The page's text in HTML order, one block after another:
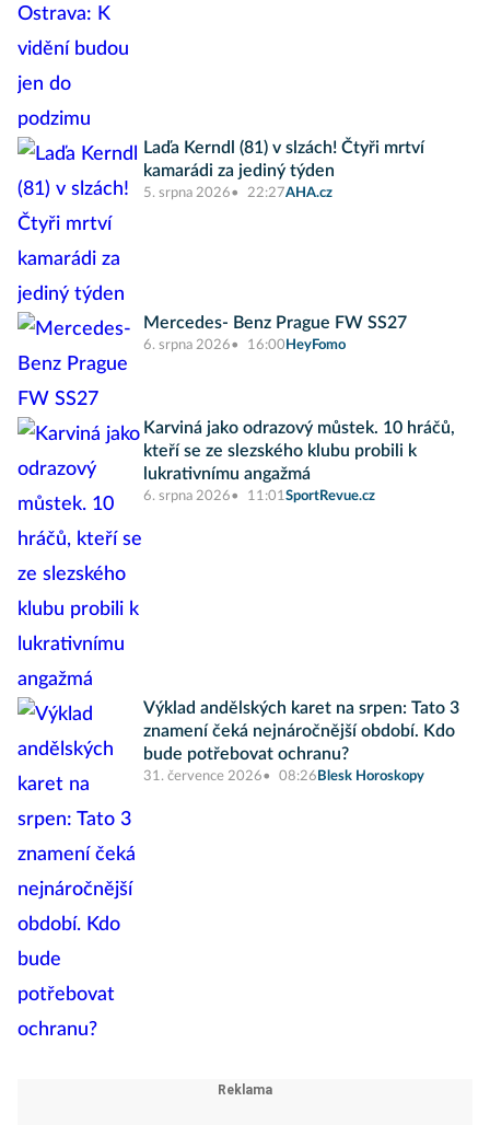
Laďa Kerndl (81) v slzách! Čtyři mrtví
kamarádi za jediný týden
5. srpna 2026 22:27AHA.cz
Mercedes- Benz Prague FW SS27
6. srpna 2026 16:00 HeyFomo
Karviná jako odrazový můstek. 10 hráčů,
kteří se ze slezského klubu probili k
lukrativnímu angažmá
6. srpna 2026 11:01SportRevue.cz
Výklad andělských karet na srpen: Tato 3
znamení čeká nejnáročnější období. Kdo
bude potřebovat ochranu?
31. července 2026 08:26 Blesk Horoskopy